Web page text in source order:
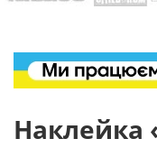
Наклейка